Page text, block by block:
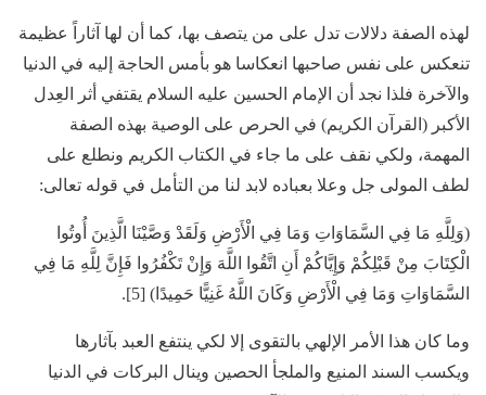
لهذه الصفة دلالات تدل على من يتصف بها، كما أن لها آثاراً عظيمة
تنعكس على نفس صاحبها انعكاسا هو بأمس الحاجة إليه في الدنيا
والآخرة فلذا نجد أن الإمام الحسين عليه السلام يقتفي أثر العِدل
الأكبر (القرآن الكريم) في الحرص على الوصية بهذه الصفة
المهمة، ولكي نقف على ما جاء في الكتاب الكريم ونطلع على
لطف المولى جل وعلا بعباده لابد لنا من التأمل في قوله تعالى:
(وَلِلَّهِ مَا فِي السَّمَاوَاتِ وَمَا فِي الْأَرْضِ وَلَقَدْ وَصَّيْنَا الَّذِينَ أُوتُوا
الْكِتَابَ مِنْ قَبْلِكُمْ وَإِيَّاكُمْ أَنِ اتَّقُوا اللَّهَ وَإِنْ تَكْفُرُوا فَإِنَّ لِلَّهِ مَا فِي
السَّمَاوَاتِ وَمَا فِي الْأَرْضِ وَكَانَ اللَّهُ غَنِيًّا حَمِيدًا) [5].
وما كان هذا الأمر الإلهي بالتقوى إلا لكي ينتفع العبد بآثارها
ويكسب السند المنيع والملجأ الحصين وينال البركات في الدنيا